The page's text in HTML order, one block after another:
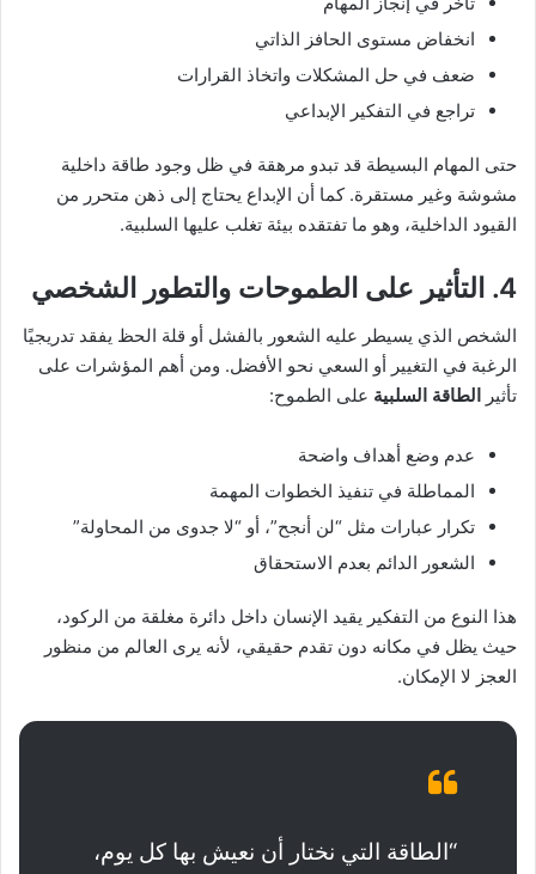
انخفاض مستوى الحافز الذاتي
ضعف في حل المشكلات واتخاذ القرارات
تراجع في التفكير الإبداعي
حتى المهام البسيطة قد تبدو مرهقة في ظل وجود طاقة داخلية
مشوشة وغير مستقرة. كما أن الإبداع يحتاج إلى ذهن متحرر من
القيود الداخلية، وهو ما تفتقده بيئة تغلب عليها السلبية.
4. التأثير على الطموحات والتطور الشخصي
الشخص الذي يسيطر عليه الشعور بالفشل أو قلة الحظ يفقد تدريجيًا
الرغبة في التغيير أو السعي نحو الأفضل. ومن أهم المؤشرات على
تأثير
الطاقة السلبية على الطموح:
عدم وضع أهداف واضحة
المماطلة في تنفيذ الخطوات المهمة
تكرار عبارات مثل “لن أنجح”، أو “لا جدوى من المحاولة”
الشعور الدائم بعدم الاستحقاق
هذا النوع من التفكير يقيد الإنسان داخل دائرة مغلقة من الركود،
حيث يظل في مكانه دون تقدم حقيقي، لأنه يرى العالم من منظور
العجز لا الإمكان.
“الطاقة التي نختار أن نعيش بها كل يوم،